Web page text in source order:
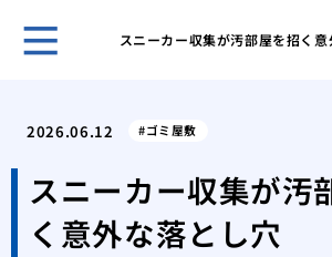
スニーカー収集が汚部屋を招く
2026.06.12 ゴミ屋敷
スニーカー収集が汚
く意外な落とし穴